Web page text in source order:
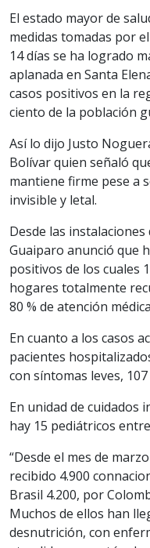
El estado mayor de
medidas tomadas por
14 días se ha logrado
aplanada en Santa
casos positivos en la
ciento de la población
Así lo dijo Justo
Bolívar quien señaló
mantiene firme pese a
invisible y letal.
Desde las
Guaiparo anunció que
positivos de los cuales
hogares totalmente
80 % de atención
En cuanto a los casos
pacientes
con síntomas leves,
En unidad de cuidados
hay 15 pediátricos
“Desde el mes de
recibido 4.900
Brasil 4.200, por
Muchos de ellos han
desnutrición, con